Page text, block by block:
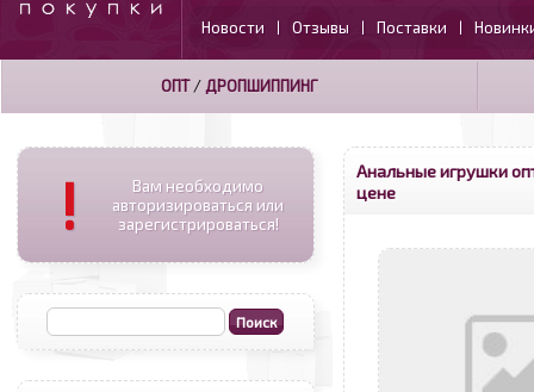
Новости | Отзывы | Поставки |
ОПТ/ ДРОПШИППИНГ
!
Вам необходимо
авторизироваться или
зарегистрироваться!
Анальные игрушки
цене